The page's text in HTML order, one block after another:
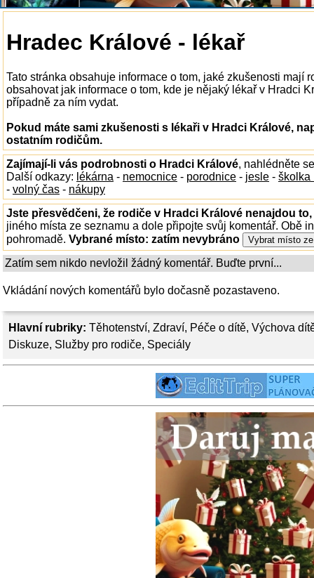
Hlavní rubriky: Těhotenství, Zdraví, Péče o dítě, Výchova
Diskuze, Služby pro rodiče, Speciály
Hradec Králové - lékař
Tato stránka obsahuje informace o tom, jaké zkušenosti mají
obsahovat jak informace o tom, kde je nějaký lékař v Hradci
případně za ním vydat.
Pokud máte sami zkušenosti s lékaři v Hradci Králové,
ostatním rodičům.
Zajímají-li vás podrobnosti o Hradci Králové, nahlédněte
Další odkazy: lékárna - nemocnice - porodnice - jesle - školka
- volný čas - nákupy
Jste přesvědčeni, že rodiče v Hradci Králové nenajdou
jiného místa ze seznamu a dole připojte svůj komentář. Obě
pohromadě. Vybrané místo: zatím nevybráno
Zatím sem nikdo nevložil žádný komentář. Buďte první...
Vkládání nových komentářů bylo dočasně pozastaveno.